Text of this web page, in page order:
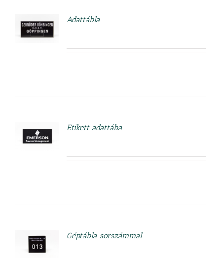
Adattábla
Etikett adattába
Géptábla sorszámmal